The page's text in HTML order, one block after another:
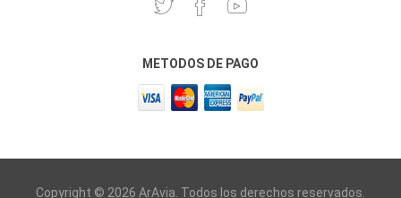
METODOS DE PAGO
Copyright © 2026 ArAvia. Todos los derechos reservados.